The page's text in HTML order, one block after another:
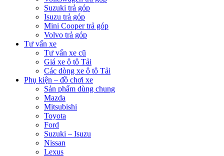
Suzuki trả góp
Isuzu trả góp
Mini Cooper trả góp
Volvo trả góp
Tư vấn xe
Tư vấn xe cũ
Giá xe ô tô Tải
Các dòng xe ô tô Tải
Phụ kiện – đồ chơi xe
Sản phẩm dùng chung
Mazda
Mitsubishi
Toyota
Ford
Suzuki – Isuzu
Nissan
Lexus